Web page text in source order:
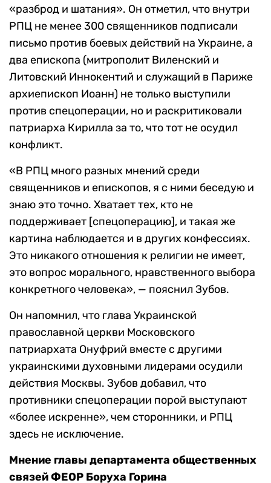
«разброд и шатания». Он отметил, что внутри
РПЦ не менее 300 священников подписали
письмо против боевых действий на Украине, а
два епископа (митрополит Виленский и
Литовский Иннокентий и служащий в Париже
архиепископ Иоанн) не только выступили
против спецоперации, но и раскритиковали
патриарха Кирилла за то, что тот не осудил
конфликт.
«В РПЦ много разных мнений среди
священников и епископов, я с ними беседую и
знаю это точно. Хватает тех, кто не
поддерживает [спецоперацию], и такая же
картина наблюдается и в других конфессиях.
Это никакого отношения к религии не имеет,
это вопрос морального, нравственного выбора
конкретного человека», — пояснил Зубов.
Он напомнил, что глава Украинской
православной церкви Московского
патриархата Онуфрий вместе с другими
украинскими духовными лидерами осудили
действия Москвы. Зубов добавил, что
противники спецоперации порой выступают
«более искренне», чем сторонники, и РПЦ
здесь не исключение.
Мнение главы департамента общественных
связей ФЕОР Боруха Горина